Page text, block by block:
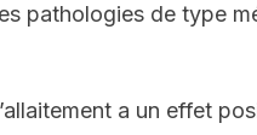
pathologies de type
a un effet